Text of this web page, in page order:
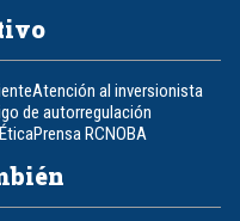
Atención al inversionista
de autorregulación
Prensa RCNOBA